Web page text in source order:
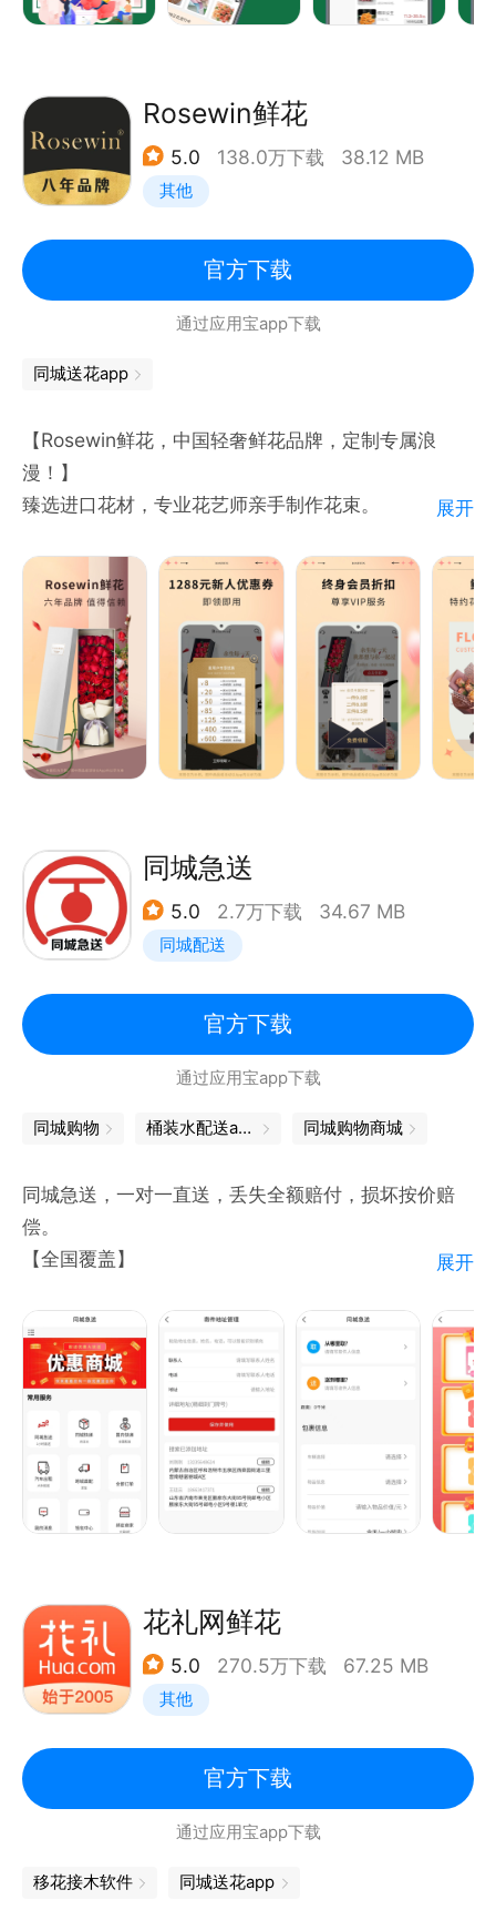
Rosewin鲜花
5.0 138.0万下载 38.12 MB
其他
官方下载
通过应用宝app下载
同城送花app
【Rosewin鲜花，中国轻奢鲜花品牌，定制专属浪
漫！】
臻选进口花材，专业花艺师亲手制作花束。
新用户下载登陆享1288元现金优惠券。
全国同城花店就近配送，异地送花更方便。
【奢宠品质 | 进口花材】
始终坚持甄选优质的鲜花花材，保证花材的纯正、新
鲜，确保花束的品质稳定如一。
花。可按照客人要求打造专属款式，每一束花都由专业
花艺师亲手制作，匠心独具，给你专属宠奢浪漫。
【尊贵服务 | 专人配送】
效果，保证您的尊贵体验。
【实力品牌 | 口碑见证】
中国轻奢鲜花网，6年精致专属服务铸就轻奢品牌，口
一生只送一人！全新标准化流程，依托移动互联网技术
让鲜花定时配送、异地赠送鲜花变得简单，重塑买花、
订花、送花新体验，精选真正独特的鲜花店与鲜花产
品，一切只为让你送出满意的浪漫。
——Rosewin鲜花团队
订花热线：400-0192-520
展开
同城急送
5.0 2.7万下载 34.67 MB
同城配送
官方下载
通过应用宝app下载
同城购物 桶装水配送app 同城购物商城
同城急送，一对一直送，丢失全额赔付，损坏按价赔
偿。
【全国覆盖】
花蛋糕、商品百货、文件数码，家具家电。100万+配
送员在线取送，大件小件皆可配送。
【专业配送】
专人直取直送，费用透明，订单信息全程跟踪掌握。
支持商家定制配送，合作配送，费用更加优惠。
【优质服务】
7*24小时专业客服，为您答疑，让您后顾无忧。
全国统一客服电话：400-690-0105
微信小程序下单搜索：同城急送
微信公众号搜索：同城急送(TCJSJX)
展开
花礼网鲜花
5.0 270.5万下载 67.25 MB
其他
官方下载
通过应用宝app下载
移花接木软件 同城送花app